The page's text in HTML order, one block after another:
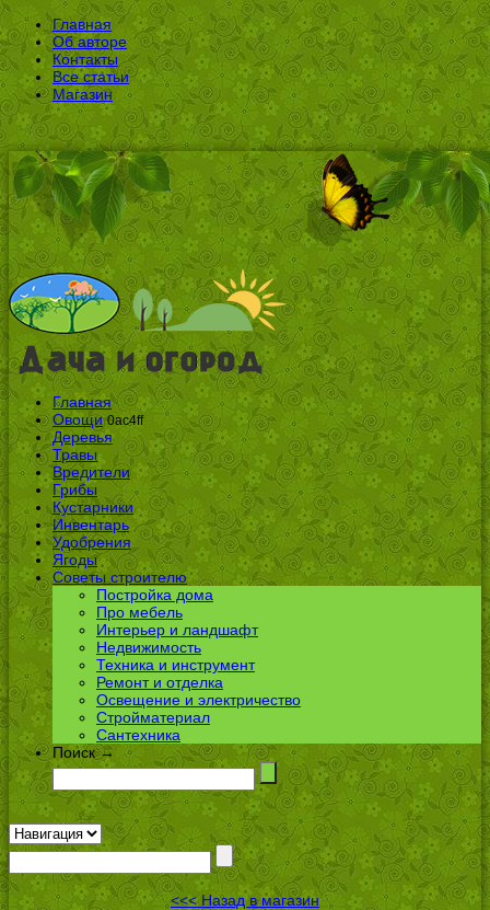
Главная
Об авторе
Контакты
Все статьи
Магазин
Главная
Овощи 0ac4ff
Деревья
Травы
Вредители
Грибы
Кустарники
Инвентарь
Удобрения
Ягоды
Советы строителю
Постройка дома
Про мебель
Интерьер и ландшафт
Недвижимость
Техника и инструмент
Ремонт и отделка
Освещение и электричество
Стройматериал
Сантехника
Поиск →
<<< Назад в магазин